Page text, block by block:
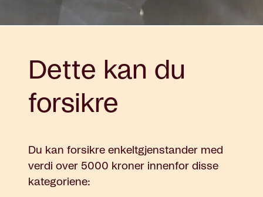
Dette kan du
forsikre
Du kan forsikre enkeltgjenstander med
verdi over 5000 kroner innenfor disse
kategoriene: